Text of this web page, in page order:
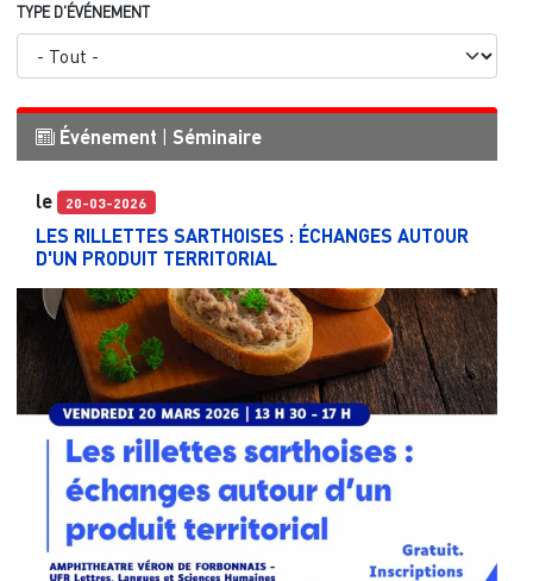
TYPE D'ÉVÉNEMENT
Événement | Séminaire
le 20-03-2026
LES RILLETTES SARTHOISES : ÉCHANGES AUTOUR
D'UN PRODUIT TERRITORIAL